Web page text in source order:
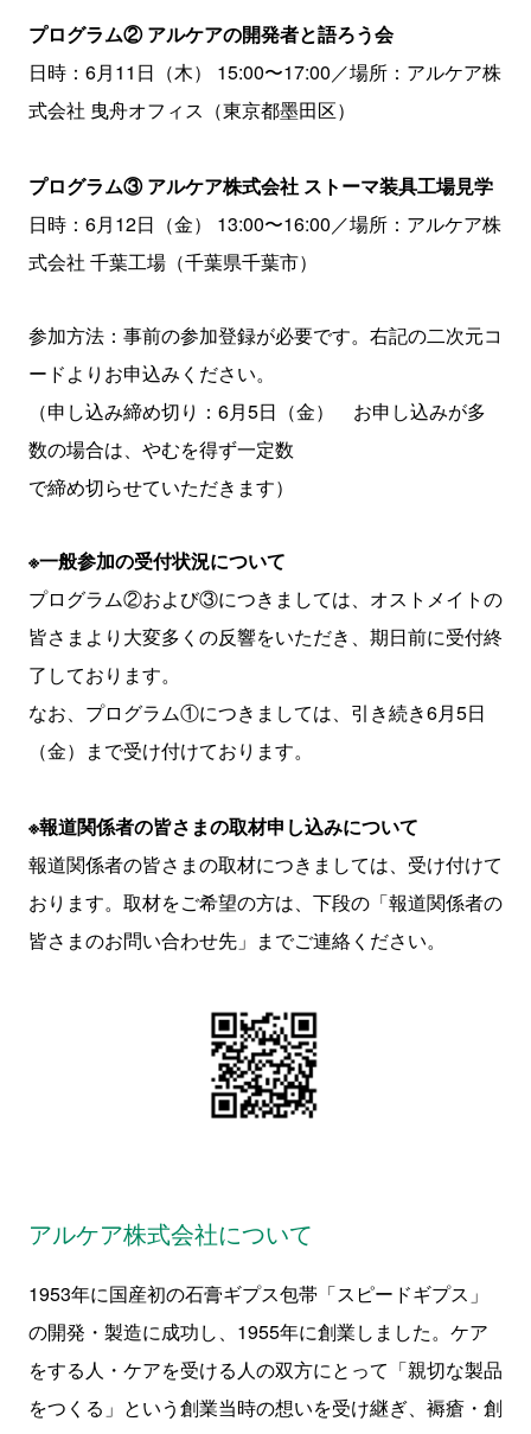
プログラム② アルケアの開発者と語ろう会
日時：6月11日（木） 15:00〜17:00／場所：アルケア株
式会社 曳舟オフィス（東京都墨田区）
プログラム③ アルケア株式会社 ストーマ装具工場見学
日時：6月12日（金） 13:00〜16:00／場所：アルケア株
式会社 千葉工場（千葉県千葉市）
参加方法：事前の参加登録が必要です。右記の二次元コ
ードよりお申込みください。
（申し込み締め切り：6月5日（金） お申し込みが多
数の場合は、やむを得ず一定数
で締め切らせていただきます）
※一般参加の受付状況について
プログラム②および③につきましては、オストメイトの
皆さまより大変多くの反響をいただき、期日前に受付終
了しております。
なお、プログラム①につきましては、引き続き6月5日
（金）まで受け付けております。
※報道関係者の皆さまの取材申し込みについて
報道関係者の皆さまの取材につきましては、受け付けて
おります。取材をご希望の方は、下段の「報道関係者の
皆さまのお問い合わせ先」までご連絡ください。
アルケア株式会社について
1953年に国産初の石膏ギプス包帯「スピードギプス」
の開発・製造に成功し、1955年に創業しました。ケア
をする人・ケアを受ける人の双方にとって「親切な製品
をつくる」という創業当時の想いを受け継ぎ、褥瘡・創